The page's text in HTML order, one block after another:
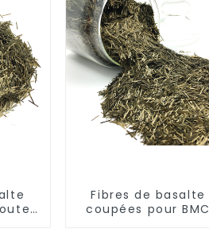
Fibres de basalte
coupées pour BMC